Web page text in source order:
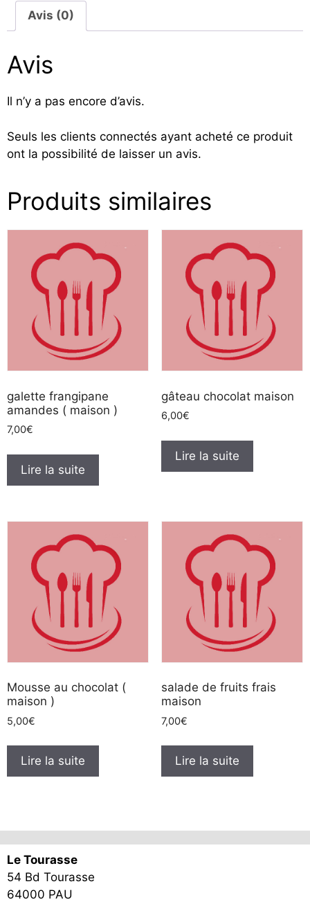
Avis (0)
Avis
Il n’y a pas encore d’avis.
Seuls les clients connectés ayant acheté ce produit
ont la possibilité de laisser un avis.
Produits similaires
galette frangipane
amandes ( maison )
7,00€
Lire la suite
gâteau chocolat maison
6,00€
Lire la suite
Mousse au chocolat (
maison )
5,00€
Lire la suite
salade de fruits frais
maison
7,00€
Lire la suite
Le Tourasse
54 Bd Tourasse
64000 PAU